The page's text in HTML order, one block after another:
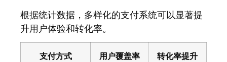
根据统计数据，多样化的支付系统可以显著提
升用户体验和转化率。
支付方式 用户覆盖率 转化率提升